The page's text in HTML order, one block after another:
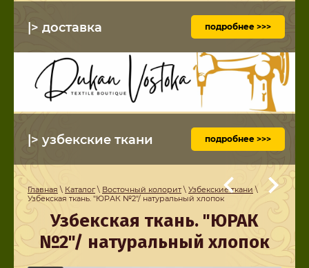
|> доставка подробнее >>>
|> узбекские ткани подробнее >>>
Главная \ Каталог\ Восточный колорит\ Узбекские ткани \
Узбекская ткань. "ЮРАК №2"/ натуральный хлопок
Узбекская ткань. "ЮРАК
№2"/ натуральный хлопок